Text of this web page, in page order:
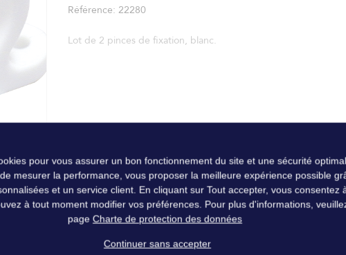
Référence 22280
Lot de 2 pinces de fixation, blanc.
pour vous assurer un bon fonctionnement du site et une sécurité
mesurer la performance, vous proposer la meilleure expérience possible
et un service client. En cliquant sur Tout accepter, vous consentez
à tout moment modifier vos préférences. Pour plus d'informations,
page Charte de protection des données
Continuer sans accepter